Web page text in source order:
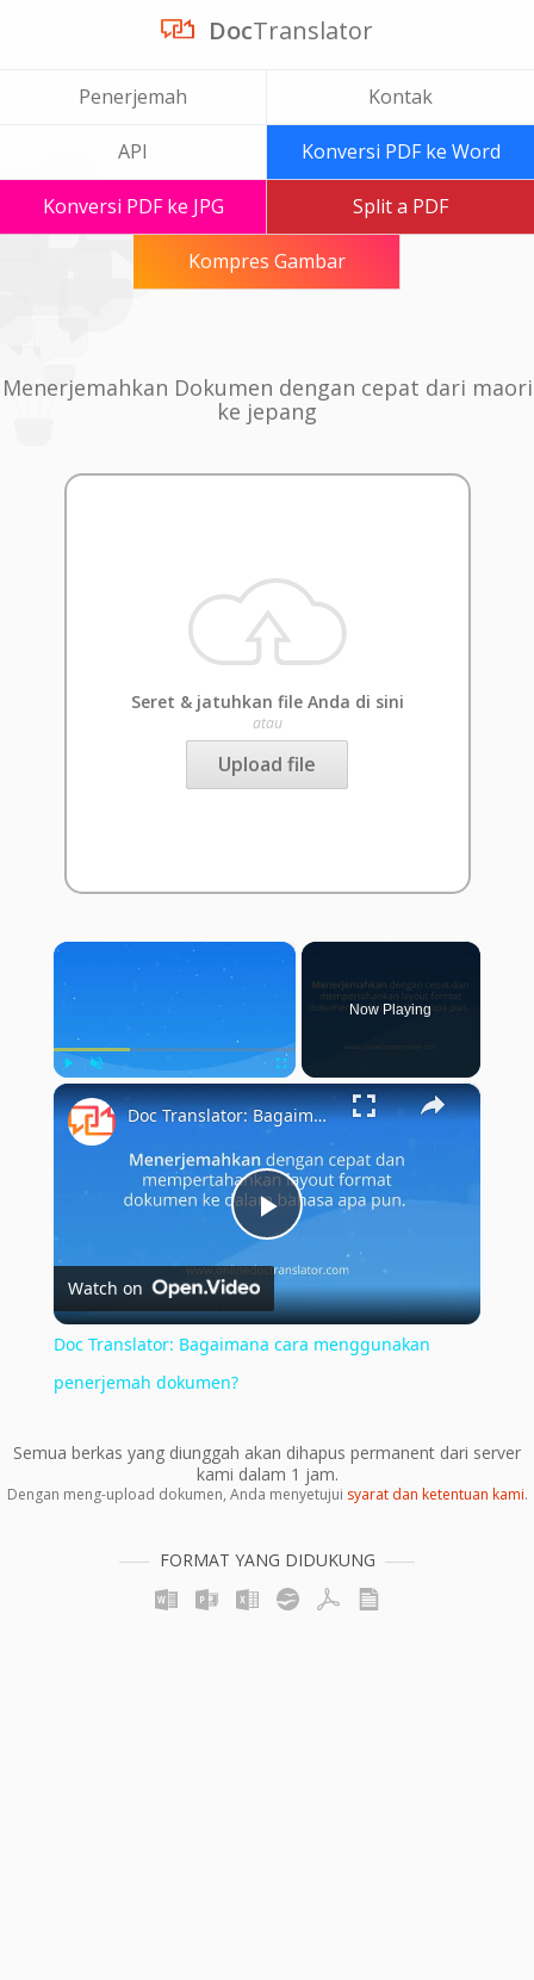
DocTranslator
Penerjemah Kontak
API Konversi PDF ke Word
Konversi PDF ke JPG Split a PDF
Kompres Gambar
Menerjemahkan Dokumen dengan cepat dari maori
ke jepang
Seret & jatuhkan file Anda di sini
atau
Upload file
×
Play Unmute Fullscreen
Now Playing
×
Play
Video
Doc Translator: Bagaimana cara menggunakan penerjemah dokumen?
Watch on
Doc Translator: Bagaimana cara menggunakan
penerjemah dokumen?
Semua berkas yang diunggah akan dihapus permanent dari server
kami dalam 1 jam.
Dengan meng-upload dokumen, Anda menyetujui syarat dan ketentuan kami.
FORMAT YANG DIDUKUNG